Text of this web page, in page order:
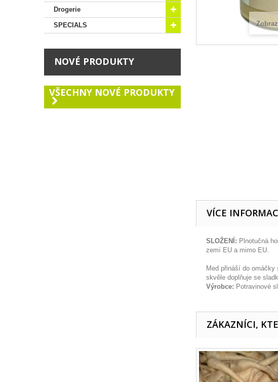
Drogerie
SPECIALS
NOVÉ PRODUKTY
VŠECHNY NOVÉ PRODUKTY
VÍCE
SLOŽENÍ: Plnotučná
zemí EU a mimo EU.
Med přináší do
skvěle doplňuje se
Výrobce: Potravinové
ZÁKAZNÍCI,